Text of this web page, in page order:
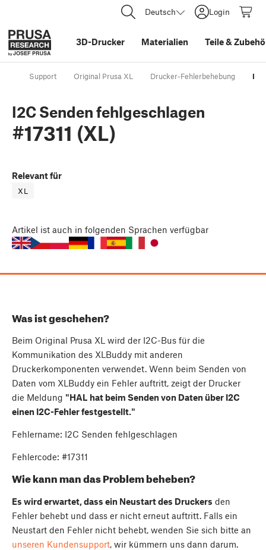
Deutsch Login
3D-Drucker Materialien Teile&
Support Original Prusa XL Drucker-Fehlerbehebung
I2C Senden fehlgeschlagen
#17311 (XL)
Relevant für
XL
Artikel ist auch in folgenden Sprachen verfügbar
Was ist geschehen?
Beim Original Prusa XL wird der I2C-Bus für die
Kommunikation des XLBuddy mit anderen
Druckerkomponenten verwendet. Wenn beim Senden von
Daten vom XLBuddy ein Fehler auftritt, zeigt der Drucker
die Meldung "HAL hat beim Senden von Daten über I2C
einen I2C-Fehler festgestellt."
Fehlername: I2C Senden fehlgeschlagen
Fehlercode: #17311
Wie kann man das Problem beheben?
Es wird erwartet, dass ein Neustart des Druckers den
Fehler behebt und dass er nicht erneut auftritt. Falls ein
Neustart den Fehler nicht behebt, wenden Sie sich bitte an
unseren Kundensupport, wir kümmern uns dann darum.